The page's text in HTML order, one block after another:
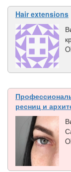
Hair extensions
ресниц и